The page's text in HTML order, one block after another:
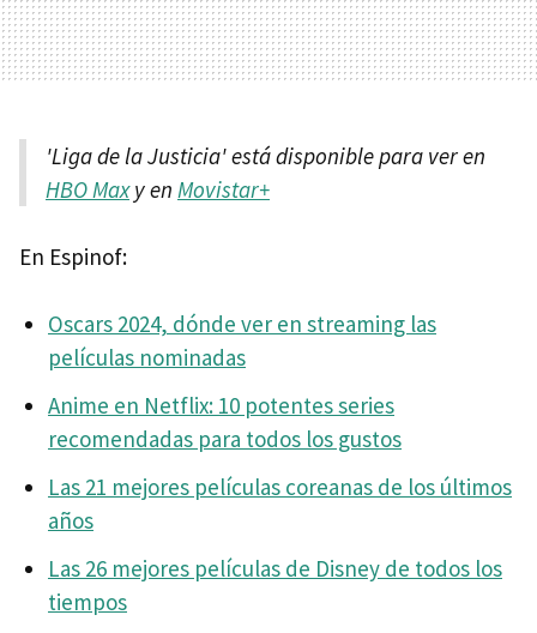
'Liga de la Justicia' está disponible para ver en
HBO Maxy en Movistar+
En Espinof:
Oscars 2024, dónde ver en streaming las
películas nominadas
Anime en Netflix: 10 potentes series
recomendadas para todos los gustos
Las 21 mejores películas coreanas de los últimos
años
Las 26 mejores películas de Disney de todos los
tiempos